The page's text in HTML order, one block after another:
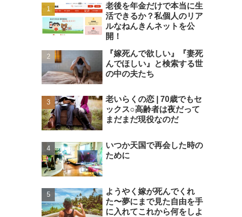
老後を年金だけで本当に生
活できるか？私個人のリア
ルなねんきんネットを公
開！
『嫁死んで欲しい』『妻死
んでほしい』と検索する世
の中の夫たち
老いらくの恋 | 70歳でもセ
ックス○高齢者は夜だって
まだまだ現役なのだ
いつか天国で再会した時の
ために
ようやく嫁が死んでくれ
た〜夢にまで見た自由を手
に入れてこれから何をしよ